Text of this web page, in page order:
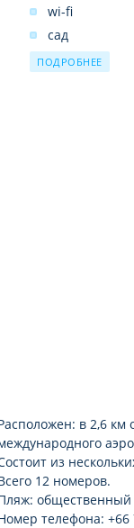
wi-fi
сад
ПОДРОБНЕЕ
в 2,6 км
из
12 номеров.
общественный
телефона: +66